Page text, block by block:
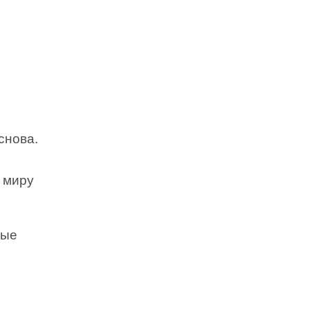
миру